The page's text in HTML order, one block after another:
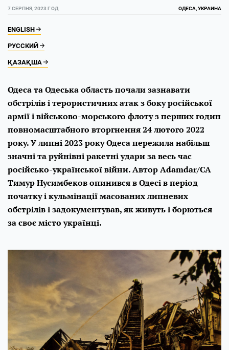
7 СЕРПНЯ, 2023 ГОД ОДЕСА, УКРАИНА
ENGLISH
РУССКИЙ
ҚАЗАҚША
Одеса та Одеська область почали зазнавати
обстрілів і терористичних атак з боку російської
армії і військово-морського флоту з перших годин
повномасштабного вторгнення 24 лютого 2022
року. У липні 2023 року Одеса пережила набільш
значні та руйнівні ракетні удари за весь час
російсько-української війни. Автор Adamdar/CA
Тимур Нусимбеков опинився в Одесі в період
початку і кульмінації масованих липневих
обстрілів і задокументував, як живуть і борються
за своє місто українці.